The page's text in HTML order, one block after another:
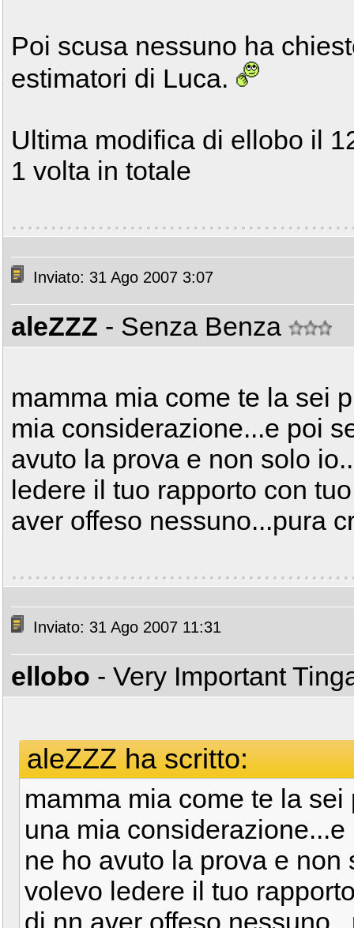
Poi scusa nessuno ha
estimatori di Luca.
Ultima modifica di ellobo il
1 volta in totale
Inviato: 31 Ago 2007 3:07
aleZZZ - Senza Benza
mamma mia come te la sei
mia considerazione...e poi
avuto la prova e non solo
ledere il tuo rapporto con
aver offeso nessuno...pura
Inviato: 31 Ago 2007 11:31
ellobo - Very Important
aleZZZ ha scritto:
mamma mia come te la
una mia
ne ho avuto la prova e
volevo ledere il tuo
di nn aver offeso